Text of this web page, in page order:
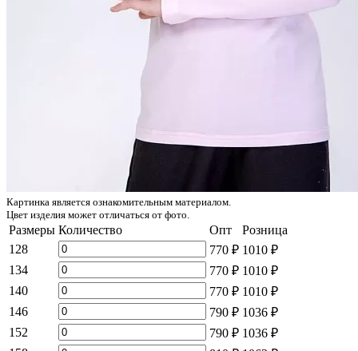
Картинка является ознакомительным материалом.
Цвет изделия может отличаться от фото.
Размеры Количество Опт
Розница
128
770 ₽ 1010 ₽
134
770 ₽ 1010 ₽
140
770 ₽ 1010 ₽
146
790 ₽ 1036 ₽
152
790 ₽ 1036 ₽